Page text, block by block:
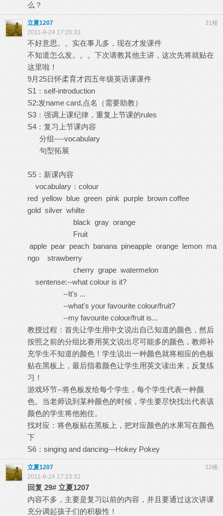
么？
31楼
立夏1207
2011-9-24 17:20:33
不好意思。。实在事儿多，现在才发课件
不知道怎么发。。。下次请教其他主讲，这次先将就贴在
这里啦！
9月25日怀柔育才四五年级英语课课件
S1：self-introduction
S2:发name card,点名（需要助教）
S3：强调上课纪律，重复上节课的rules
S4：复习上节课内容
分组----vocabulary
句型拓展
S5：新课内容
vocabulary：colour
red yellow blue green pink purple brown coffee
gold silver whilte
black gray orange
Fruit
apple pear peach banana pineapple orange lemon ma
ngo strawberry
cherry grape watermelon
sentense:--what colour is it?
--It's ...
--what's your favourite colour/fruit?
--my favourite colour/fruit is...
教授过程：首先让学生用中文说出自己知道的颜色，然后
按照之前的分组比赛用英文说出尽可能多的颜色，教师补
充学生不知道的颜色！学生说出一种颜色就将相应的色板
贴在黑板上，最后指着颜色让学生用英文读出来，反复练
习！
游戏环节--将色板发给每个学生，每个学生代表一种颜
色。当老师说到某种颜色的时候，学生要尽快找出代表该
颜色的学生将他抱住。
找对应：将色板贴在黑板上，把对应颜色的水果写在颜色
下
S6：singing and dancing---Hokey Pokey
32楼
立夏1207
2011-9-24 17:23:32
回复 29# 立夏1207
内容不多，主要是复习以前的内容，并且要通过这次讲课
充分调起孩子们的积极性！